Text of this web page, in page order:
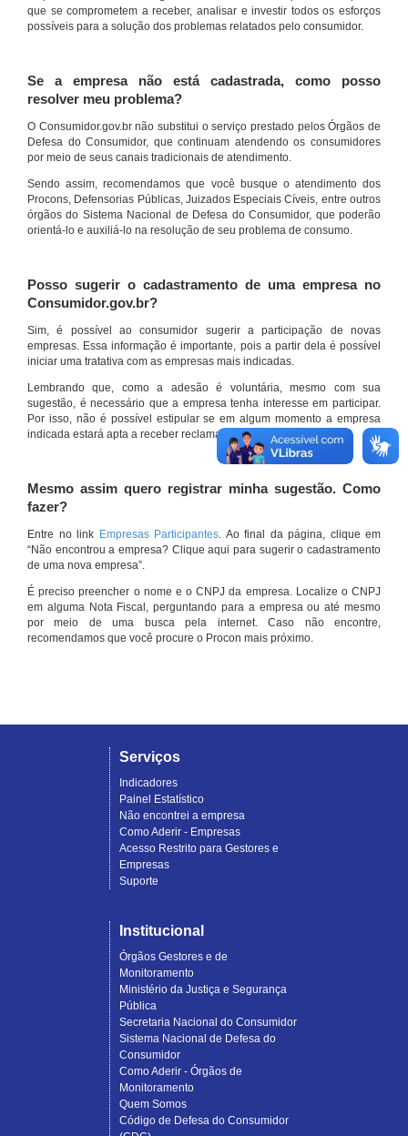
que se comprometem a receber, analisar e investir todos os esforços
possíveis para a solução dos problemas relatados pelo consumidor.
Se a empresa não está cadastrada, como posso
resolver meu problema?
O Consumidor.gov.br não substitui o serviço prestado pelos Órgãos de
Defesa do Consumidor, que continuam atendendo os consumidores
por meio de seus canais tradicionais de atendimento.
Sendo assim, recomendamos que você busque o atendimento dos
Procons, Defensorias Públicas, Juizados Especiais Cíveis, entre outros
órgãos do Sistema Nacional de Defesa do Consumidor, que poderão
orientá-lo e auxiliá-lo na resolução de seu problema de consumo.
Posso sugerir o cadastramento de uma empresa no
Consumidor.gov.br?
Sim, é possível ao consumidor sugerir a participação de novas
empresas. Essa informação é importante, pois a partir dela é possível
iniciar uma tratativa com as empresas mais indicadas.
Lembrando que, como a adesão é voluntária, mesmo com sua
sugestão, é necessário que a empresa tenha interesse em participar.
Por isso, não é possível estipular se em algum momento a empresa
indicada estará apta a receber reclamações por meio do site.
Mesmo assim quero registrar minha sugestão. Como
fazer?
Entre no link Empresas Participantes. Ao final da página, clique em
“Não encontrou a empresa? Clique aqui para sugerir o cadastramento
de uma nova empresa”.
É preciso preencher o nome e o CNPJ da empresa. Localize o CNPJ
em alguma Nota Fiscal, perguntando para a empresa ou até mesmo
por meio de uma busca pela internet. Caso não encontre,
recomendamos que você procure o Procon mais próximo.
Serviços
Indicadores
Painel Estatístico
Não encontrei a empresa
Como Aderir - Empresas
Acesso Restrito para Gestores e
Empresas
Suporte
Institucional
Órgãos Gestores e de
Monitoramento
Ministério da Justiça e Segurança
Pública
Secretaria Nacional do Consumidor
Sistema Nacional de Defesa do
Consumidor
Como Aderir - Órgãos de
Monitoramento
Quem Somos
Código de Defesa do Consumidor